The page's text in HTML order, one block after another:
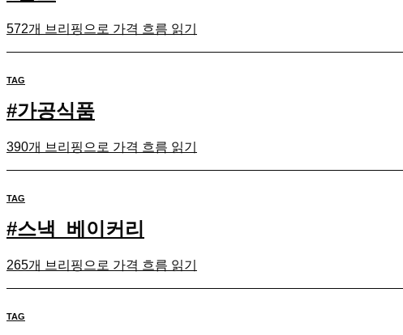
572개 브리핑으로 가격 흐름 읽기
TAG
#가공식품
390개 브리핑으로 가격 흐름 읽기
TAG
#스낵_베이커리
265개 브리핑으로 가격 흐름 읽기
TAG